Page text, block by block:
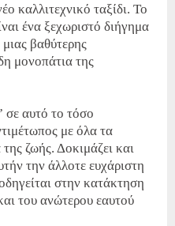
καλλιτεχνικό ταξίδι. Το
ένα ξεχωριστό διήγημα
βαθύτερης
μονοπάτια της
σε αυτό το τόσο
με όλα τα
ζωής. Δοκιμάζει και
την άλλοτε ευχάριστη
στην κατάκτηση
του ανώτερου εαυτού